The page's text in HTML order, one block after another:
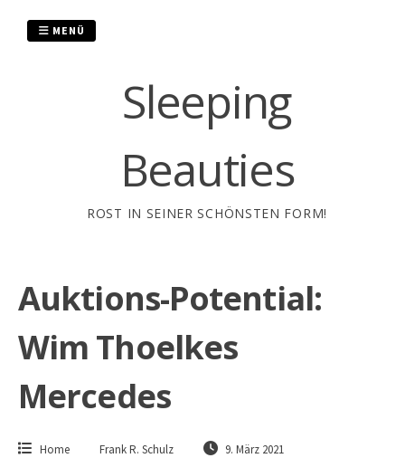
Sleeping
Beauties
ROST IN SEINER SCHÖNSTEN FORM!
MENÜ
Auktions-Potential:
Wim Thoelkes
Mercedes
Home Frank R. Schulz 9. März 2021